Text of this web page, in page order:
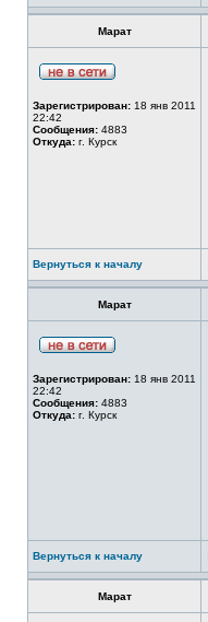
Марат
Зарегистрирован: 18 янв 2011
22:42
Сообщения: 4883
Откуда: г. Курск
Вернуться к началу
Марат
Зарегистрирован: 18 янв 2011
22:42
Сообщения: 4883
Откуда: г. Курск
Вернуться к началу
Марат